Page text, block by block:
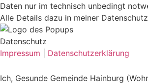
Daten nur im technisch unbedingt
Alle Details dazu in meiner
Datenschutz
Impressum
Datenschutzerklärung
Ich, Gesunde Gemeinde Hainburg